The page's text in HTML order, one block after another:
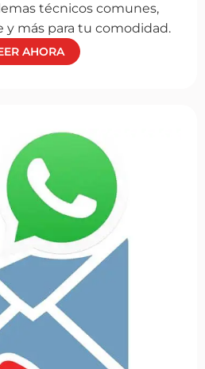
técnicos comunes,
y más para tu comodidad.
AHORA